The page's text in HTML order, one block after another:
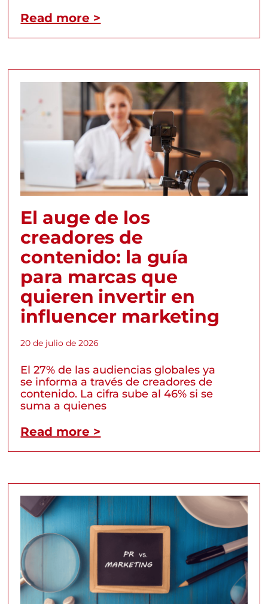
Read more >
El auge de los
creadores de
contenido: la guía
para marcas que
quieren invertir en
influencer marketing
20 de julio de 2026
El 27% de las audiencias globales ya
se informa a través de creadores de
contenido. La cifra sube al 46% si se
suma a quienes
Read more >